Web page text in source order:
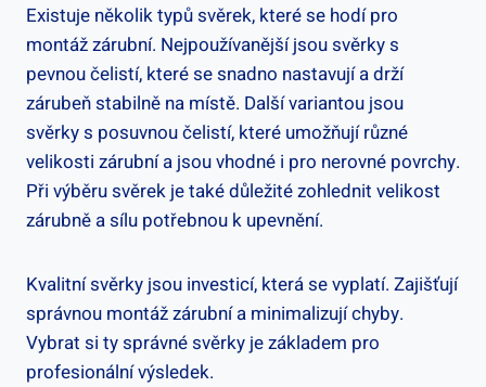
Existuje několik typů svěrek, které se hodí pro
montáž zárubní. Nejpoužívanější jsou svěrky s
pevnou čelistí, které se snadno nastavují a drží
zárubeň stabilně na místě. Další variantou jsou
svěrky s posuvnou čelistí, které umožňují různé
velikosti zárubní a jsou vhodné i pro nerovné povrchy.
Při výběru svěrek je také důležité zohlednit velikost
zárubně a sílu potřebnou k upevnění.
Kvalitní svěrky jsou investicí, která se vyplatí. Zajišťují
správnou montáž zárubní a minimalizují chyby.
Vybrat si ty správné svěrky je základem pro
profesionální výsledek.